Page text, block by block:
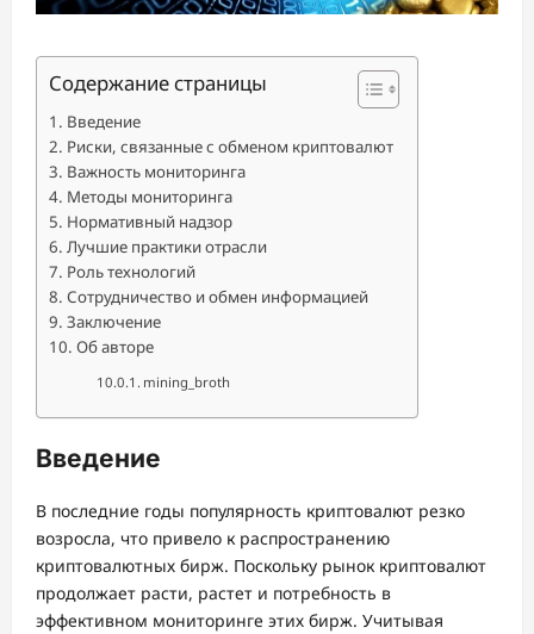
Содержание страницы
Введение
Риски, связанные с обменом криптовалют
Важность мониторинга
Методы мониторинга
Нормативный надзор
Лучшие практики отрасли
Роль технологий
Сотрудничество и обмен информацией
Заключение
Об авторе
mining_broth
Введение
В последние годы популярность криптовалют резко
возросла, что привело к распространению
криптовалютных бирж. Поскольку рынок криптовалют
продолжает расти, растет и потребность в
эффективном мониторинге этих бирж. Учитывая